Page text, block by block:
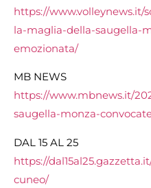
https://www.volleynews.it/
la-maglia-della-saugella-
emozionata/
MB NEWS
https://www.mbnews.it/
saugella-monza-
DAL 15 AL 25
https://
cuneo/